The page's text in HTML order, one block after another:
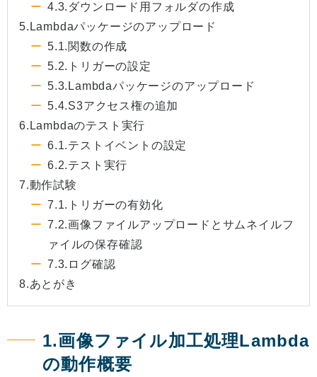
4.3.ダウンロード用フォルダの作成
5.Lambdaパッケージのアップロード
5.1.関数の作成
5.2.トリガーの設定
5.3.Lambdaパッケージのアップロード
5.4.S3アクセス権の追加
6.Lambdaのテスト実行
6.1.テストイベントの設定
6.2.テスト実行
7.動作試験
7.1.トリガーの有効化
7.2.画像ファイルアップロードとサムネイルフ
ァイルの保存確認
7.3.ログ確認
8.あとがき
1.画像ファイル加工処理Lambda
の動作概要